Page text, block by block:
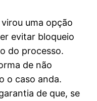
uma opção
evitar bloqueio
do processo.
de não
o caso anda.
de que, se